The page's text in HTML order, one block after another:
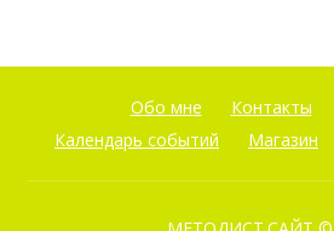
Обо мне Контакты
Календарь событий
Магазин